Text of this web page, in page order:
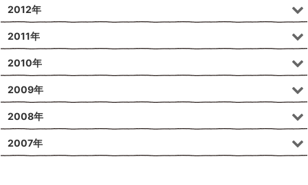
2012年
2011年
2010年
2009年
2008年
2007年